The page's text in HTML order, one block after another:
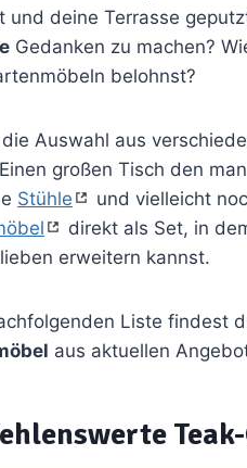
und deine Terrasse
Gedanken zu machen?
belohnst?
Auswahl aus
großen Tisch den
Stühle und vielleicht
direkt als Set, in
erweitern kannst.
Liste findest
aus aktuellen